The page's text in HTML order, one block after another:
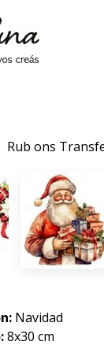
Rub ons
Navidad
8x30 cm